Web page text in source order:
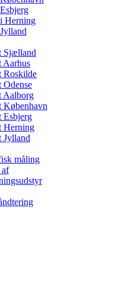
Herning
Sjælland
Aarhus
Roskilde
Odense
Aalborg
København
Esbjerg
Herning
Jylland
måling